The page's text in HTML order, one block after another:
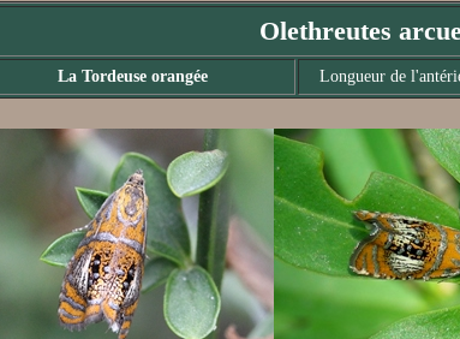
Olethreutes
La Tordeuse orangée Longueur de